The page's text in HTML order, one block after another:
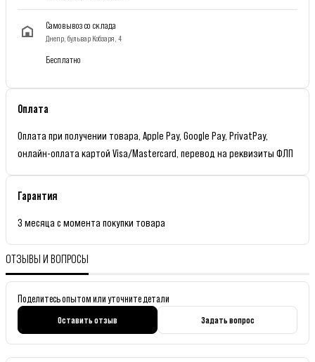
Самовывоз со склада
Днепр, бульвар Кобзаря, 4
Бесплатно
Оплата
Оплата при получении товара, Apple Pay, Google Pay, PrivatPay,
онлайн-оплата картой Visa/Mastercard, перевод на реквизиты ФЛП
Гарантия
3 месяца с момента покупки товара
ОТЗЫВЫ И ВОПРОСЫ
Поделитесь опытом или уточните детали
Оставить отзыв Задать вопрос